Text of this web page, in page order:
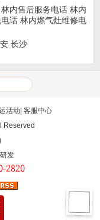
林内售后服务电话 林内
话 林内燃气灶维修电
长沙
活动 客服中心
Reserved
发